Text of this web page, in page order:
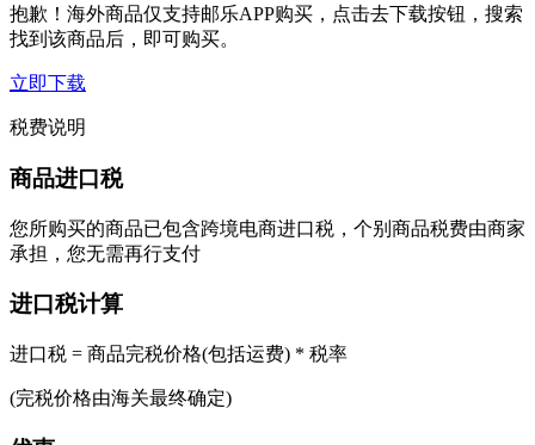
抱歉！海外商品仅支持邮乐APP购买，点击去下载按钮，搜索
找到该商品后，即可购买。
立即下载
税费说明
商品进口税
您所购买的商品已包含跨境电商进口税，个别商品税费由商家
承担，您无需再行支付
进口税计算
进口税 = 商品完税价格(包括运费) * 税率
(完税价格由海关最终确定)